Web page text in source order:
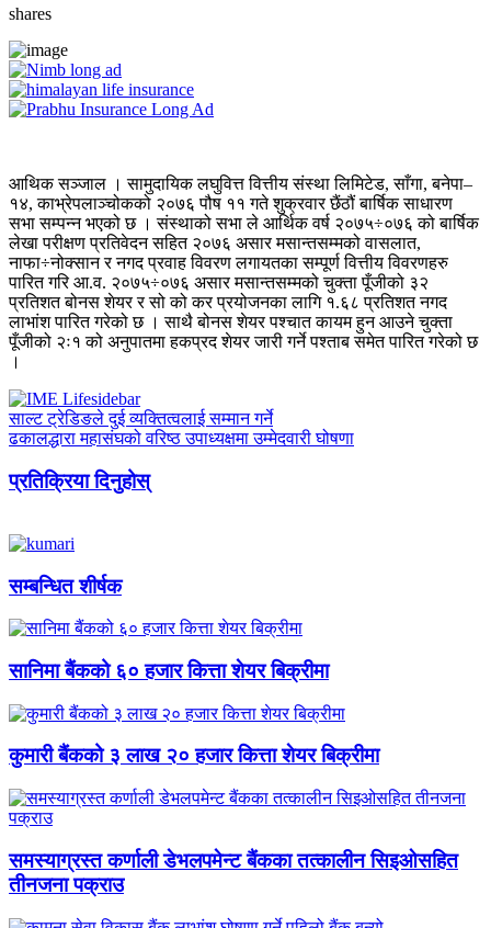
shares
आथिक सञ्जाल । सामुदायिक लघुवित्त वित्तीय संस्था लिमिटेड, साँगा, बनेपा–
१४, काभ्रेपलाञ्चोकको २०७६ पौष ११ गते शुक्रवार छैंठौं बार्षिक साधारण
सभा सम्पन्न भएको छ । संस्थाको सभा ले आर्थिक वर्ष २०७५÷०७६ को बार्षिक
लेखा परीक्षण प्रतिवेदन सहित २०७६ असार मसान्तसम्मको वासलात,
नाफा÷नोक्सान र नगद प्रवाह विवरण लगायतका सम्पूर्ण वित्तीय विवरणहरु
पारित गरि आ.व. २०७५÷०७६ असार मसान्तसम्मको चुक्ता पूँजीको ३२
प्रतिशत बोनस शेयर र सो को कर प्रयोजनका लागि १.६८ प्रतिशत नगद
लाभांश पारित गरेको छ । साथै बोनस शेयर पश्चात कायम हुन आउने चुक्ता
पूँजीको २ः१ को अनुपातमा हकप्रद शेयर जारी गर्ने पश्ताब समेत पारित गरेको छ
।
साल्ट ट्रेडिङले दुई व्यक्तित्वलाई सम्मान गर्ने
ढकालद्धारा महासंघको वरिष्ठ उपाध्यक्षमा उम्मेदवारी घोषणा
प्रतिक्रिया दिनुहोस्
सम्बन्धित शीर्षक
सानिमा बैंकको ६० हजार कित्ता शेयर बिक्रीमा
कुमारी बैंकको ३ लाख २० हजार कित्ता शेयर बिक्रीमा
समस्याग्रस्त कर्णाली डेभलपमेन्ट बैंकका तत्कालीन सिइओसहित
तीनजना पक्राउ